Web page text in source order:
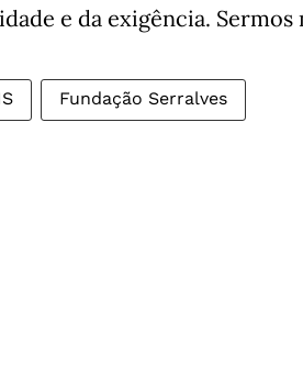
e da exigência.
Fundação Serralves